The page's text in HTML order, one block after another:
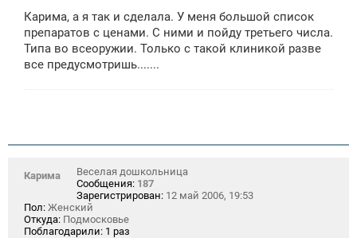
б
щ
н
и
Карима, а я так и сделала. У меня большой список
препаратов с ценами. С ними и пойду третьего числа.
Типа во всеоружии. Только с такой клиникой разве
все предусмотришь.......
Карима
Веселая дошкольница
Сообщения: 187
Зарегистрирован: 12 май 2006, 19:53
Пол: Женский
Откуда: Подмосковье
Поблагодарили: 1 раз